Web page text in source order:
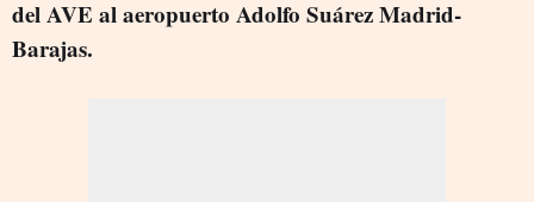
del AVE al aeropuerto Adolfo Suárez Madrid-
Barajas.